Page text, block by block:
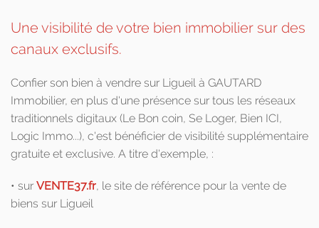
Une visibilité de votre bien immobilier sur des
canaux exclusifs.
Confier son bien à vendre sur Ligueil à GAUTARD
Immobilier, en plus d'une présence sur tous les réseaux
traditionnels digitaux (Le Bon coin, Se Loger, Bien ICI,
Logic Immo...), c'est bénéficier de visibilité supplémentaire
gratuite et exclusive. A titre d'exemple, :
• sur VENTE37.fr, le site de référence pour la vente de
biens sur Ligueil